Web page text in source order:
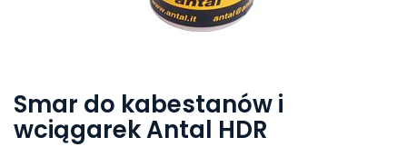
Smar do kabestanów i
wciągarek Antal HDR